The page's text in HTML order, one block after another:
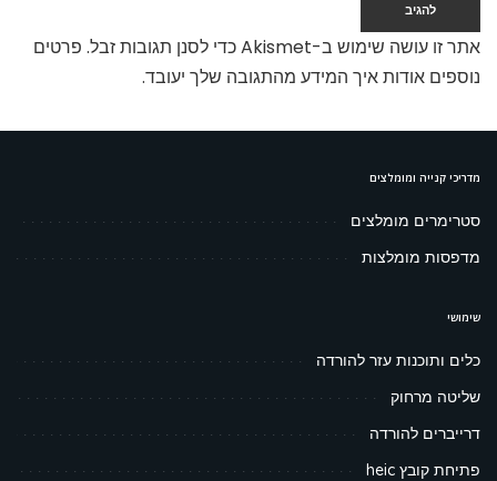
אתר זו עושה שימוש ב-Akismet כדי לסנן תגובות זבל.
פרטים
נוספים אודות איך המידע מהתגובה שלך יעובד.
מדריכי קנייה ומומלצים
סטרימרים מומלצים
מדפסות מומלצות
שימושי
כלים ותוכנות עזר להורדה
שליטה מרחוק
דרייברים להורדה
פתיחת קובץ heic